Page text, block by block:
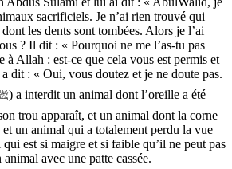
sacrificiels. Je n’ai rien trouvé qui
les dents sont tombées. Alors je l’ai
? Il dit : « Pourquoi ne me l’as-tu pas
Allah : est-ce que cela vous est permis et
dit : « Oui, vous doutez et je ne doute pas.
trou apparaît, et un animal dont la corne
et un animal qui a totalement perdu la vue
est si maigre et si faible qu’il ne peut pas
avec une patte cassée.